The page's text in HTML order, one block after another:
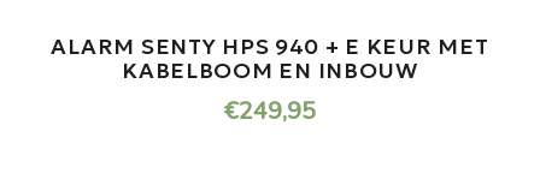
ALARM SENTY HPS 940 + E KEUR MET
KABELBOOM EN INBOUW
€249,95